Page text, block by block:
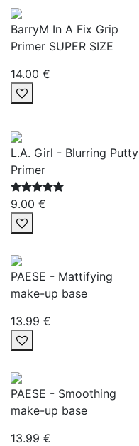
BarryM In A Fix Grip
Primer SUPER SIZE
14.00 €
L.A. Girl - Blurring Putty
Primer
9.00 €
PAESE - Mattifying
make-up base
13.99 €
PAESE - Smoothing
make-up base
13.99 €